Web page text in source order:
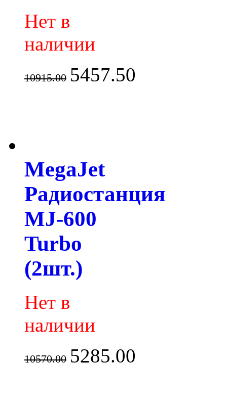
Нет в
наличии
10915.00 5457.50
MegaJet
Радиостанция
MJ-600
Turbo
(2шт.)
Нет в
наличии
10570.00 5285.00